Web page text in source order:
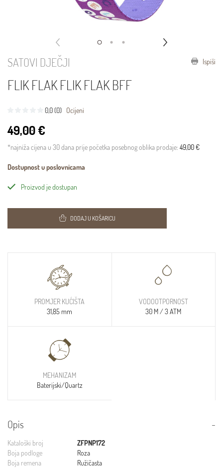
Ispiši
SATOVI DJEČJI
FLIK FLAK FLIK FLAK BFF
0,0 (0) Ocijeni
49,00 €
*najniža cijena u 30 dana prije početka posebnog oblika prodaje: 49,00 €
Dostupnost u poslovnicama
Proizvod je dostupan
DODAJ U KOŠARICU
PROMJER KUĆIŠTA
31,85 mm
VODOOTPORNOST
30 M / 3 ATM
MEHANIZAM
Baterijski/Quartz
Opis
Kataloški broj
ZFPNP172
Boja podloge
Roza
Boja remena
Ružičasta